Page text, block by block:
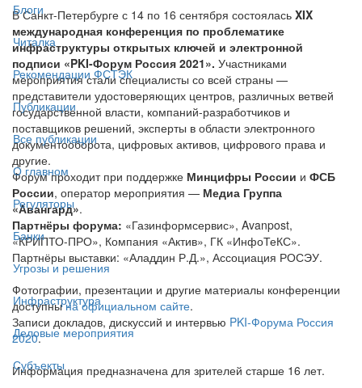
Блоги
Читалка
Рекомендации ФСТЭК
Публикации
Все публикации
О главном
Регуляторы
Банки
Угрозы и решения
Инфраструктура
Деловые мероприятия
Субъекты
В Санкт-Петербурге с 14 по 16 сентября состоялась XIX
международная конференция по проблематике
инфраструктуры открытых ключей и электронной
подписи «PKI-Форум Россия 2021». Участниками
мероприятия стали специалисты со всей страны —
представители удостоверяющих центров, различных ветвей
государственной власти, компаний-разработчиков и
поставщиков решений, эксперты в области электронного
документооборота, цифровых активов, цифрового права и
другие.
Форум проходит при поддержке Минцифры России и ФСБ
России, оператор мероприятия — Медиа Группа
«Авангард».
Партнёры форума: «Газинформсервис», Avanpost,
«КРИПТО-ПРО», Компания «Актив», ГК «ИнфоТеКС».
Партнёры выставки: «Аладдин Р.Д.», Ассоциация РОСЭУ.
Фотографии, презентации и другие материалы конференции
доступнына официальном сайте.
Записи докладов, дискуссий и интервью PKI-Форума Россия
2020.
Информация предназначена для зрителей старше 16 лет.